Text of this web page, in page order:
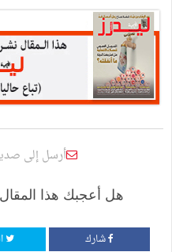
أرسل إلى
هل أعجبك هذا
شارك